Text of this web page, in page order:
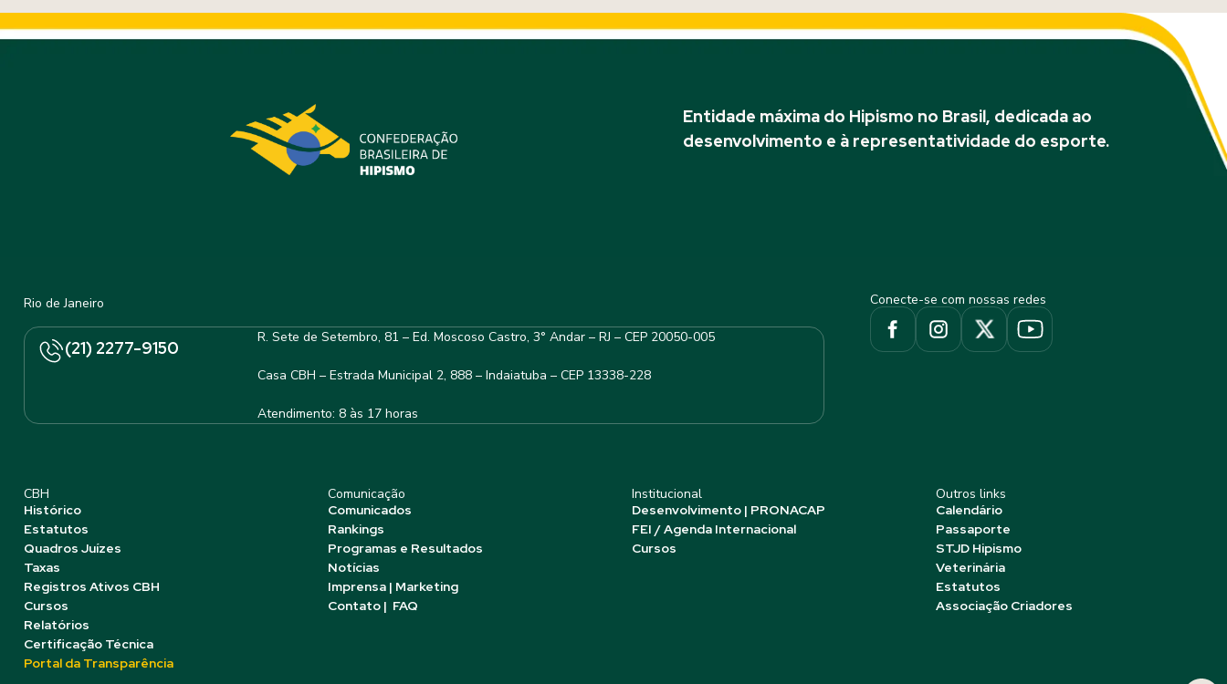
Entidade máxima do Hipismo no Brasil, dedicada ao
desenvolvimento e à representatividade do esporte.
Rio de Janeiro
(21) 2277-9150
R. Sete de Setembro, 81 – Ed. Moscoso Castro, 3° Andar – RJ – CEP 20050-005
Casa CBH – Estrada Municipal 2, 888 – Indaiatuba – CEP 13338-228
Atendimento: 8 às 17 horas
Conecte-se com nossas redes
CBH
Histórico
Estatutos
Quadros Juízes
Taxas
Registros Ativos CBH
Cursos
Relatórios
Certificação Técnica
Portal da Transparência
Comunicação
Comunicados
Rankings
Programas e Resultados
Notícias
Imprensa | Marketing
Contato | FAQ
Institucional
Desenvolvimento | PRONACAP
FEI / Agenda Internacional
Cursos
Outros links
Calendário
Passaporte
STJD Hipismo
Veterinária
Estatutos
Associação Criadores